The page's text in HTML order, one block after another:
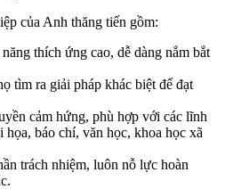
của Anh thăng tiến gồm:
thích ứng cao, dễ dàng nắm bắt
tìm ra giải pháp khác biệt để đạt
cảm hứng, phù hợp với các lĩnh
báo chí, văn học, khoa học xã
trách nhiệm, luôn nỗ lực hoàn